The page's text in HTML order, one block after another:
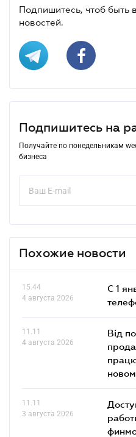
Подпишитесь, чтоб быть
новостей.
Подпишитесь на
Получайте по понедельникам
бизнеса
Похожие новости
15.44
4 августа 2026
С 1
11.11
4 августа 2026
Від
11.11
3 августа 2026